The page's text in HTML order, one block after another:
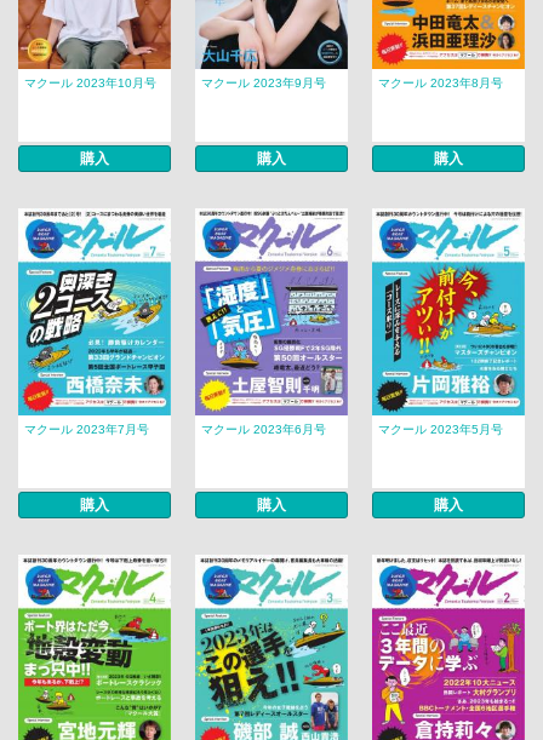
マクール 2023年10月号
購入
マクール 2023年9月号
購入
マクール 2023年8月号
購入
マクール 2023年7月号
購入
マクール 2023年6月号
購入
マクール 2023年5月号
購入